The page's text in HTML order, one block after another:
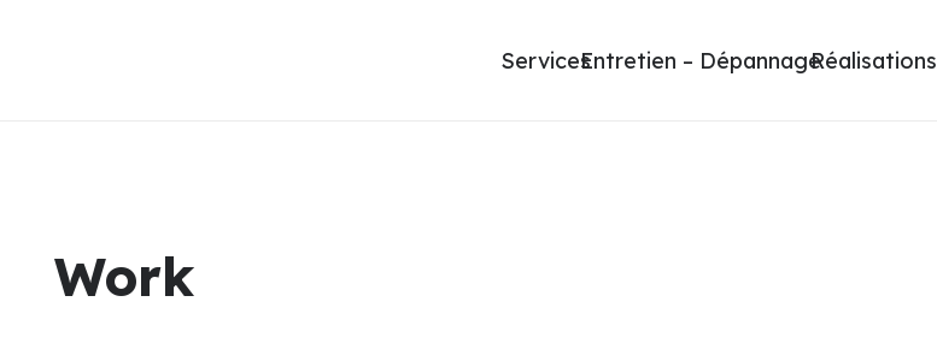
ServicesEntretien – DépannageRéalisations
Work